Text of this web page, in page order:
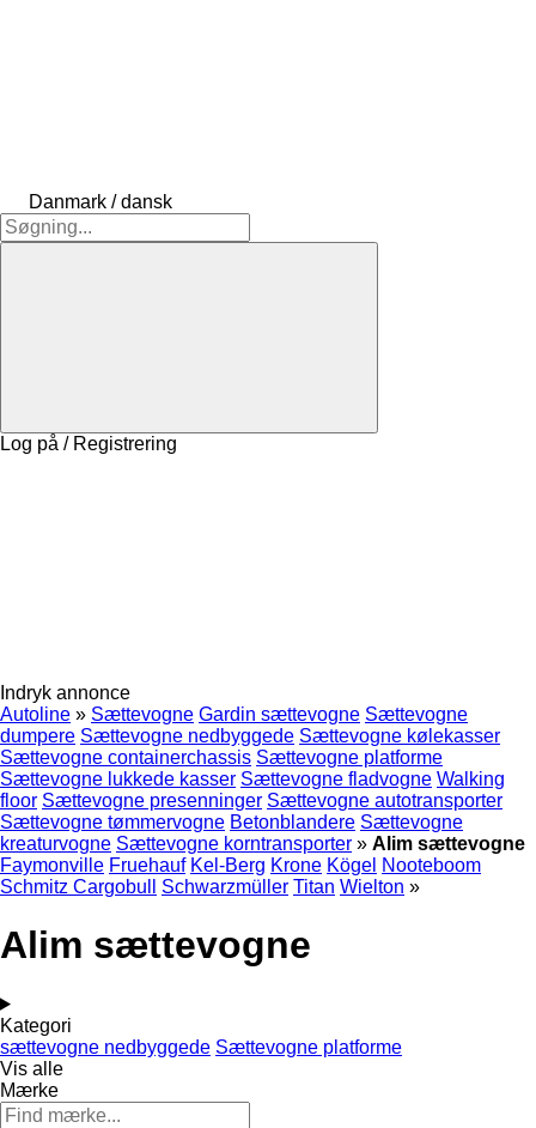
Danmark / dansk
Log på / Registrering
Indryk annonce
Autoline » Sættevogne Gardin sættevogne Sættevogne
dumpere Sættevogne nedbyggede Sættevogne kølekasser
Sættevogne containerchassis Sættevogne platforme
Sættevogne lukkede kasser Sættevogne fladvogne Walking
floor Sættevogne presenninger Sættevogne autotransporter
Sættevogne tømmervogne Betonblandere Sættevogne
kreaturvogne Sættevogne korntransporter » Alim sættevogne
Faymonville Fruehauf Kel-Berg Krone Kögel Nooteboom
Schmitz Cargobull
Schwarzmüller Titan Wielton »
Alim sættevogne
Kategori
sættevogne nedbyggede Sættevogne platforme
Vis alle
Mærke